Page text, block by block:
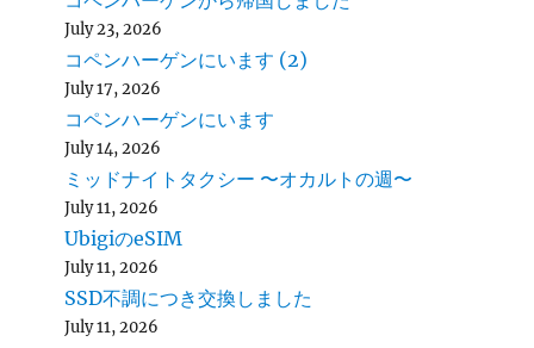
July 23, 2026
コペンハーゲンにいます (2)
July 17, 2026
コペンハーゲンにいます
July 14, 2026
ミッドナイトタクシー 〜オカルトの週〜
July 11, 2026
UbigiのeSIM
July 11, 2026
SSD不調につき交換しました
July 11, 2026